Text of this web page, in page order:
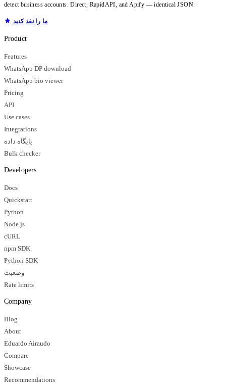
detect business accounts. Direct, RapidAPI, and Apify — identical JSON.
ما را نقد کنید
Product
Features
WhatsApp DP download
WhatsApp bio viewer
Pricing
API
Use cases
Integrations
پایگاه داده
Bulk checker
Developers
Docs
Quickstart
Python
Node.js
cURL
npm SDK
Python SDK
وضعیت
Rate limits
Company
Blog
About
Eduardo Airaudo
Compare
Showcase
Recommendations